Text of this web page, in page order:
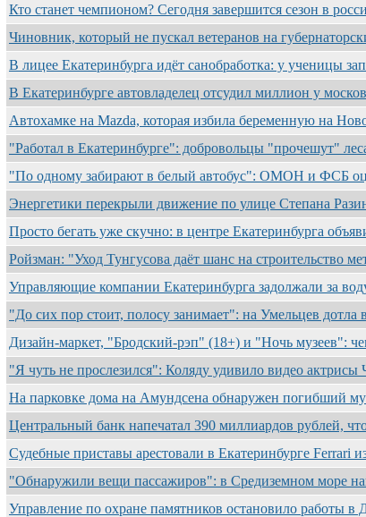
Кто станет чемпионом? Сегодня завершится сезон в
Чиновник, который не пускал ветеранов на
В лицее Екатеринбурга идёт санобработка: у ученицы
В Екатеринбурге автовладелец отсудил миллион у
Автохамке на Mazda, которая избила беременную на
"Работал в Екатеринбурге": добровольцы "прочешут"
"По одному забирают в белый автобус": ОМОН и ФСБ
Энергетики перекрыли движение по улице Степана
Просто бегать уже скучно: в центре Екатеринбурга
Ройзман: "Уход Тунгусова даёт шанс на строительство
Управляющие компании Екатеринбурга задолжали за
"До сих пор стоит, полосу занимает": на Умельцев дотла
Дизайн-маркет, "Бродский-рэп" (18+) и "Ночь музеев":
"Я чуть не прослезился": Коляду удивило видео
На парковке дома на Амундсена обнаружен погибший
Центральный банк напечатал 390 миллиардов рублей,
Судебные приставы арестовали в Екатеринбурге Ferrari
"Обнаружили вещи пассажиров": в Средиземном море
Управление по охране памятников остановило работы в